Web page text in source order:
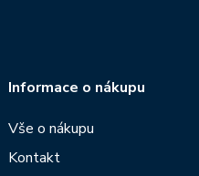
Informace o nákupu
Vše o nákupu
Kontakt